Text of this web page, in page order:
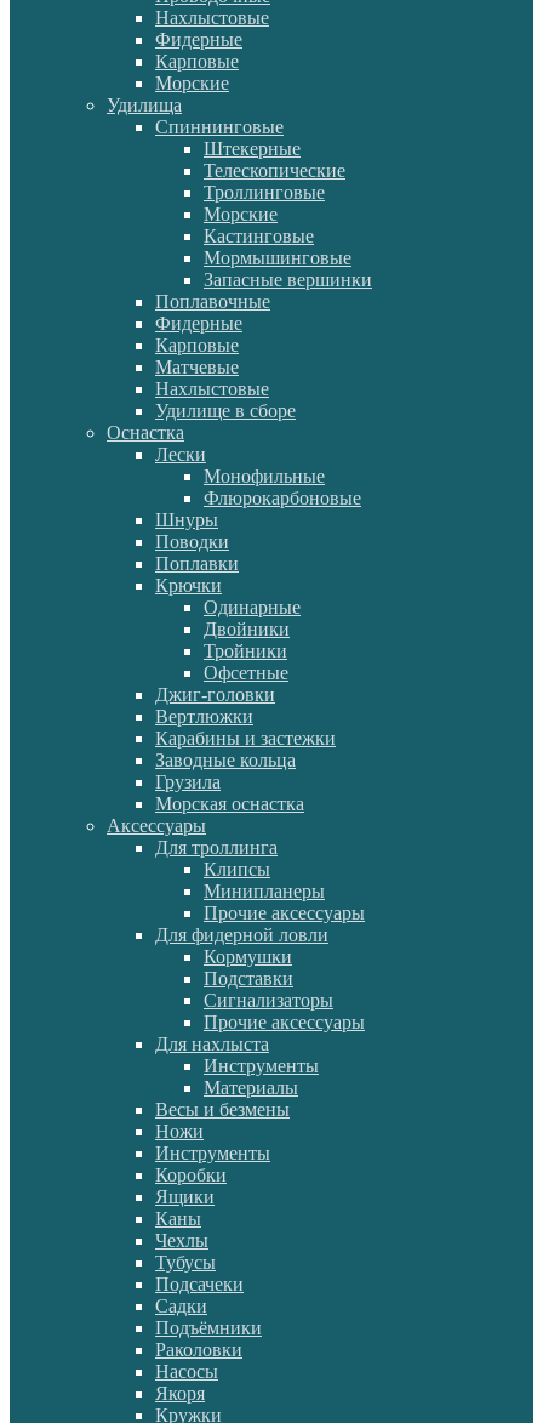
Нахлыстовые
Фидерные
Карповые
Морские
Удилища
Спиннинговые
Штекерные
Телескопические
Троллинговые
Морские
Кастинговые
Мормышинговые
Запасные вершинки
Поплавочные
Фидерные
Карповые
Матчевые
Нахлыстовые
Удилище в сборе
Оснастка
Лески
Монофильные
Флюрокарбоновые
Шнуры
Поводки
Поплавки
Крючки
Одинарные
Двойники
Тройники
Офсетные
Джиг-головки
Вертлюжки
Карабины и застежки
Заводные кольца
Грузила
Морская оснастка
Аксессуары
Для троллинга
Клипсы
Минипланеры
Прочие аксессуары
Для фидерной ловли
Кормушки
Подставки
Сигнализаторы
Прочие аксессуары
Для нахлыста
Инструменты
Материалы
Весы и безмены
Ножи
Инструменты
Коробки
Ящики
Каны
Чехлы
Тубусы
Подсачеки
Садки
Подъёмники
Раколовки
Насосы
Якоря
Кружки